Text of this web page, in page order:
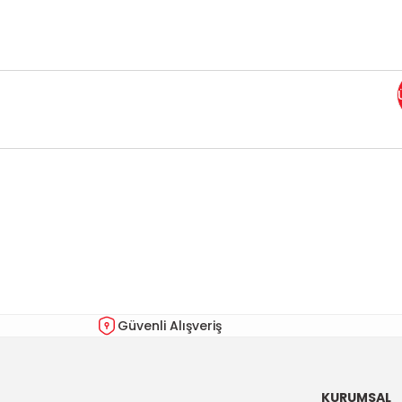
Ürün fiyatı diğer sitelerden daha pahalı.
Güvenli Alışveriş
KURUMSAL